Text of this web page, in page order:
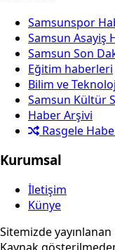
Samsunspor
Samsun Asayiş
Samsun Son
Eğitim haberleri
Bilim ve
Samsun Kültür
Haber Arşivi
Rasgele
Kurumsal
İletişim
Künye
Sitemizde